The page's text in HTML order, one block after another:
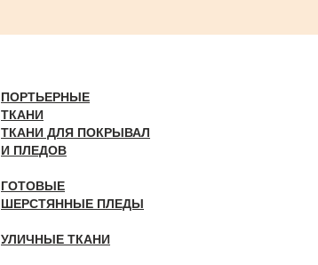
ПОРТЬЕРНЫЕ
ТКАНИ
ТКАНИ ДЛЯ ПОКРЫВАЛ
И ПЛЕДОВ
ГОТОВЫЕ
ШЕРСТЯННЫЕ ПЛЕДЫ
УЛИЧНЫЕ ТКАНИ